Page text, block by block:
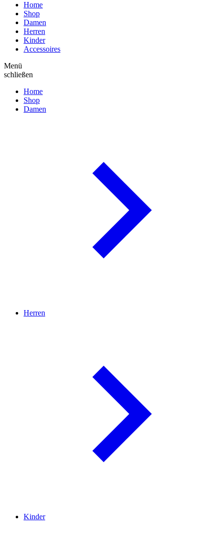
Home
Shop
Damen
Herren
Kinder
Accessoires
Menü
schließen
Home
Shop
Damen
Herren
Kinder